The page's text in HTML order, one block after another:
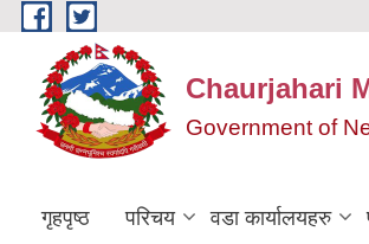
Skip to main content
Chaurjahari
Government of
गृहपृष्ठ परिचय वडा कार्यालयहरु